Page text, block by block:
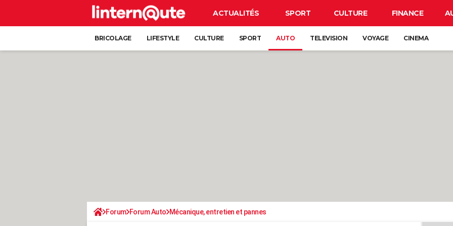
ACTUALITÉS SPORT CULTURE FINANCE
BRICOLAGE LIFESTYLE CULTURE SPORT AUTO TELEVISION VOYAGE CINEMA
Forum Forum Auto Mécanique, entretien et pannes